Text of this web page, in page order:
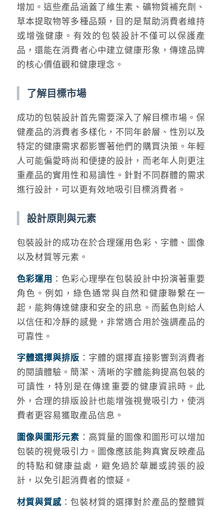
增加。這些產品涵蓋了維生素、礦物質補充劑、
草本提取物等多種品類，目的是幫助消費者維持
或增強健康。有效的包裝設計不僅可以保護產
品，還能在消費者心中建立健康形象，傳達品牌
的核心價值觀和健康理念。
了解目標市場
成功的包裝設計首先需要深入了解目標市場。保
健產品的消費者多樣化，不同年齡層、性別以及
特定的健康需求都影響著他們的購買決策。年輕
人可能偏愛時尚和便捷的設計，而老年人則更注
重產品的實用性和易讀性。針對不同群體的需求
進行設計，可以更有效地吸引目標消費者。
設計原則與元素
包裝設計的成功在於合理運用色彩、字體、圖像
以及材質等元素。
色彩運用 ：色彩心理學在包裝設計中扮演著重要
角色。例如，綠色通常與自然和健康聯繫在一
起，能夠傳達健康和安全的訊息。而藍色則給人
以信任和冷靜的感覺，非常適合用於強調產品的
可靠性。
字體選擇與排版 ：字體的選擇直接影響到消費者
的閱讀體驗。簡潔、清晰的字體能夠提高包裝的
可讀性，特別是在傳達重要的健康資訊時。此
外，合理的排版設計也能增強視覺吸引力，使消
費者更容易獲取產品信息。
圖像與圖形元素 ：高質量的圖像和圖形可以增加
包裝的視覺吸引力。圖像應該能夠真實反映產品
的特點和健康益處，避免過於華麗或誇張的設
計，以免引起消費者的懷疑。
材質與質感 ：包裝材質的選擇對於產品的整體質